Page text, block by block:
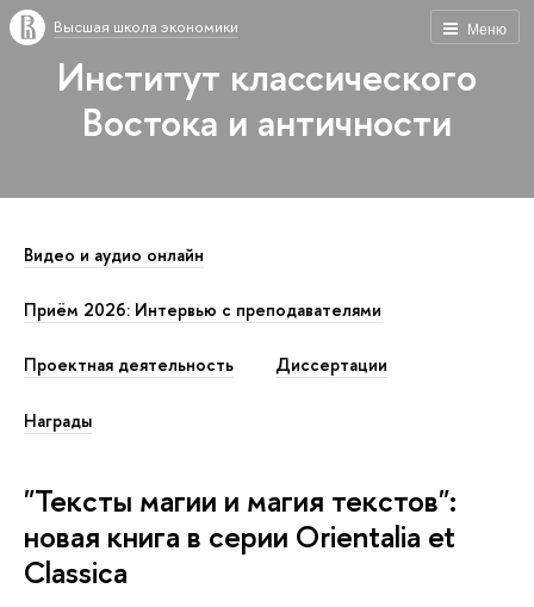
Меню
Высшая школа экономики
Институт классического
Востока и античности
Видео и аудио онлайн
Приём 2026: Интервью с преподавателями
Проектная деятельность Диссертации
Награды
"Тексты магии и магия текстов":
новая книга в серии Orientalia et
Classica